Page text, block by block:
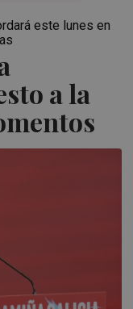
a la
este lunes en